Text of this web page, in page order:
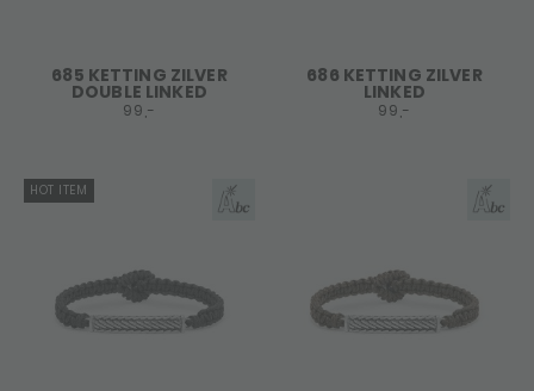
685 KETTING ZILVER
DOUBLE LINKED
99,-
686 KETTING ZILVER
LINKED
99,-
HOT ITEM